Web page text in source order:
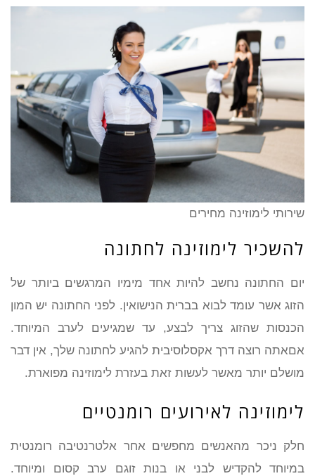
שירותי לימוזינה מחירים
להשכיר לימוזינה לחתונה
יום החתונה נחשב להיות אחד מימיו המרגשים ביותר של
הזוג אשר עומד לבוא בברית הנישואין. לפני החתונה יש המון
הכנסות שהזוג צריך לבצע, עד שמגיעים לערב המיוחד.
אםאתה רוצה דרך אקסלוסיבית להגיע לחתונה שלך, אין דבר
מושלם יותר מאשר לעשות זאת בעזרת לימוזינה מפוארת.
לימוזינה לאירועים רומנטיים
חלק ניכר מהאנשים מחפשים אחר אלטרנטיבה רומנטית
במיוחד להקדיש לבני או בנות זוגם ערב קסום ומיוחד.